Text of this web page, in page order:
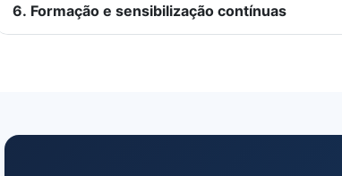
6. Formação e sensibilização contínuas